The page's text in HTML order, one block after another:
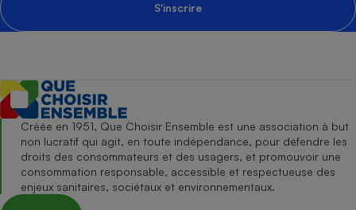
S'inscrire
Créée en 1951, Que Choisir Ensemble est une association à but
non lucratif qui agit, en toute indépendance, pour défendre les
droits des consommateurs et des usagers, et promouvoir une
consommation responsable, accessible et respectueuse des
enjeux sanitaires, sociétaux et environnementaux.